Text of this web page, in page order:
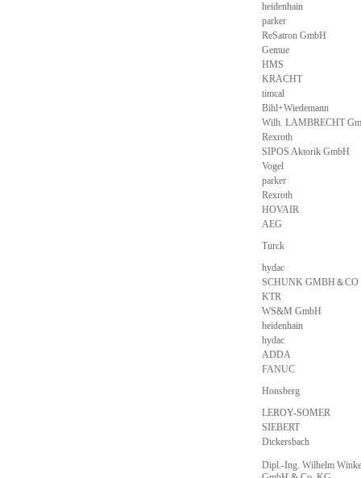
heidenhain
parker
ReSatron GmbH
Gemue
HMS
KRACHT
timcal
Bihl+Wiedemann
Wilh. LAMBRECHT
Rexroth
SIPOS Aktorik GmbH
Vogel
parker
Rexroth
HOVAIR
AEG
Turck
hydac
SCHUNK GMBH＆CO
KTR
WS&M GmbH
heidenhain
hydac
ADDA
FANUC
Honsberg
LEROY-SOMER
SIEBERT
Dickersbach
Dipl.-Ing. Wilhelm